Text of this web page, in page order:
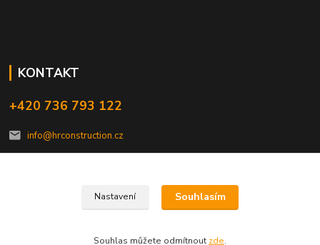
KONTAKT
+420 736 793 122
info@hrconstruction.cz
HR construction, s.r.o. 2023
Nastavení Souhlasím
Souhlas můžete odmítnout zde.